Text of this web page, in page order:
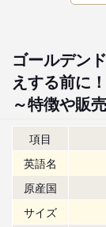
ゴールデン
えする前に！
～特徴や販
項目
英語名
原産国
サイズ